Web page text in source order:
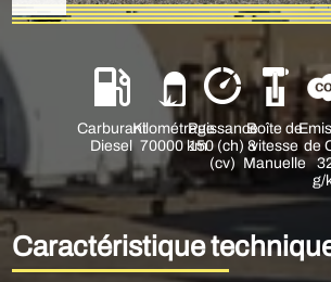
Carburant
Diesel
Kilométrage
70000 km
Puissance
150 (ch) 8
(cv)
Boîte de
vitesse
Manuelle
de
g/
Caractéristique